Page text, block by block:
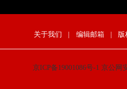
关于我们 | 编辑邮箱 | 版
京ICP备19001086号-1 京公网